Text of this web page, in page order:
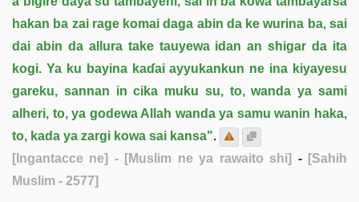
hakan ba zai rage komai daga abin da ke wurina ba, sai
dai abin da allura take tauyewa idan an shigar da ita
kogi. Ya ku bayina kaɗai ayyukankun ne ina kiyayesu
gareku, sannan in cika muku su, to, wanda ya sami
alheri, to, ya godewa Allah wanda ya samu wanin haka,
to, kada ya zargi kowa sai kansa".
[Ingantacce ne] - [Muslim ne ya rawaito shi] - [Sahih
Muslim - 2577]